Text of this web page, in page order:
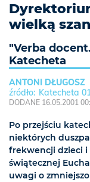
wielką
"Verba
Katecheta
ANTONI DŁUGOSZ
Katecheta
DODANE 16.05.2001
Po przejściu
niektórych
frekwencji dzieci i
świątecznej
uwagi o